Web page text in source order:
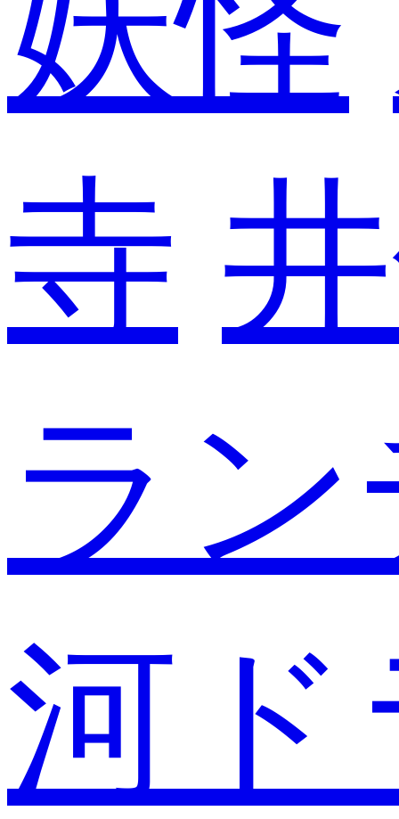
寺
ラ
河